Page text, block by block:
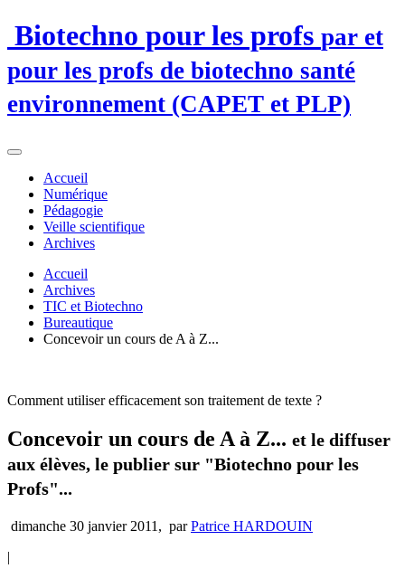
Biotechno pour les profs par et
pour les profs de biotechno santé
environnement (CAPET et PLP)
Accueil
Numérique
Pédagogie
Veille scientifique
Archives
Accueil
Archives
TIC et Biotechno
Bureautique
Concevoir un cours de A à Z...
Comment utiliser efficacement son traitement de texte ?
Concevoir un cours de A à Z... et le diffuser
aux élèves, le publier sur "Biotechno pour les
Profs"...
dimanche 30 janvier 2011 , parPatrice HARDOUIN
|